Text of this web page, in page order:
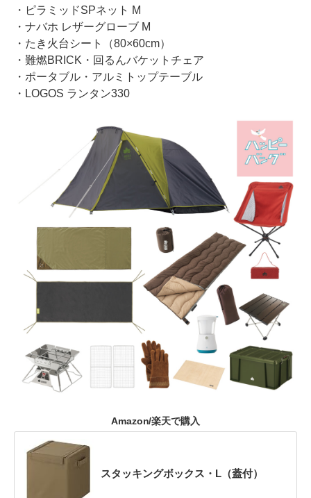
・ピラミッドSPネット M
・ナバホ レザーグローブ M
・たき火台シート（80×60cm）
・難燃BRICK・回るんバケットチェア
・ポータブル・アルミトップテーブル
・LOGOS ランタン330
Amazon/楽天で購入
スタッキングボックス・L（蓋付）